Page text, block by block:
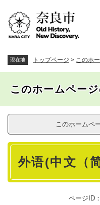
現在地 トップページ > このホ
このホームペー
このホームペ
本
外语(中文（
ページID